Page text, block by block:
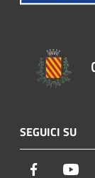
SEGUICI SU
Facebook